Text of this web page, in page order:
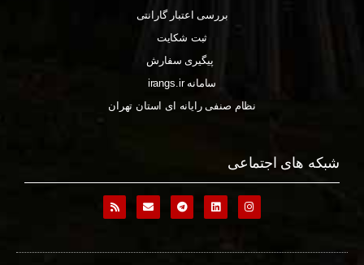
بررسی اعتبار گارانتی
ثبت شکایت
پیگیری سفارش
سامانه irangs.ir
نظام صنفی رایانه ای استان تهران
شبکه های اجتماعی